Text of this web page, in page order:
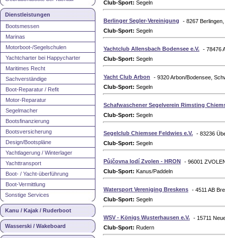
Dienstleistungen
Bootsmessen
Marinas
Motorboot-/Segelschulen
Yachtcharter bei Happycharter
Maritimes Recht
Sachverständige
Boot-Reparatur / Refit
Motor-Reparatur
Segelmacher
Bootsfinanzierung
Bootsversicherung
Design/Bootspläne
Yachtlagerung / Winterlager
Yachttransport
Boot- / Yacht-überführung
Boot-Vermittlung
Sonstige Services
Kanu / Kajak / Ruderboot
Wasserski / Wakeboard
Club-Sport: Segeln
Berlinger Segler-Vereinigung
- 8267
Club-Sport: Segeln
Yachtclub Allensbach Bodensee e.V. - 78476
Club-Sport: Segeln
Yacht Club Arbon
- 9320 Arbon/Bodensee,
Club-Sport: Segeln
Schafwaschener Segelverein Rimsting
Club-Sport: Segeln
Segelclub Chiemsee Feldwies e.V. - 83236
Club-Sport: Segeln
Půjčovna lodí Zvolen - HRON - 96001
Club-Sport: Kanus/Paddeln
Watersport Vereniging Breskens - 4511 AB
Club-Sport: Segeln
WSV - Königs Wusterhausen e.V. - 15711
Club-Sport: Rudern